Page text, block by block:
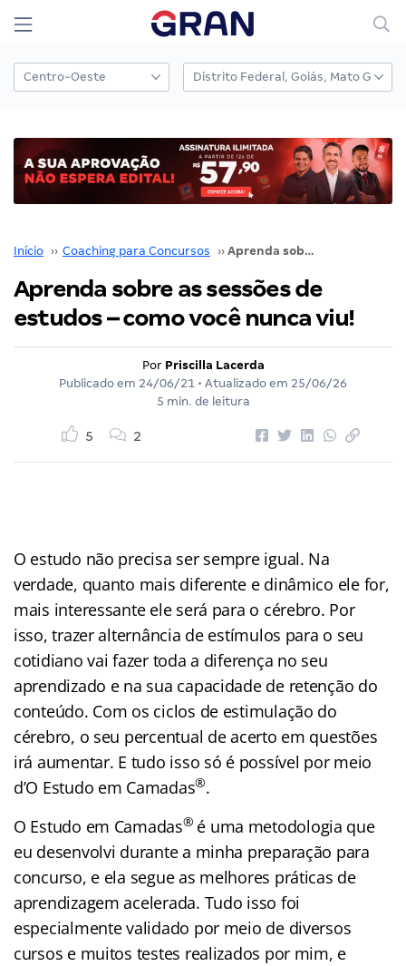
Início ›› Coaching para Concursos ›› Aprenda sobre as sessões de estudos – como você nunca viu!
Aprenda sobre as sessões de
estudos – como você nunca viu!
Por Priscilla Lacerda
Publicado em 24/06/21 • Atualizado em 25/06/26
5 min. de leitura
5 2
O estudo não precisa ser sempre igual. Na
verdade, quanto mais diferente e dinâmico ele for,
mais interessante ele será para o cérebro. Por
isso, trazer alternância de estímulos para o seu
cotidiano vai fazer toda a diferença no seu
aprendizado e na sua capacidade de retenção do
conteúdo. Com os ciclos de estimulação do
cérebro, o seu percentual de acerto em questões
irá aumentar. E tudo isso só é possível por meio
d’O Estudo em Camadas®.
O Estudo em Camadas® é uma metodologia que
eu desenvolvi durante a minha preparação para
concurso, e ela segue as melhores práticas de
aprendizagem acelerada. Tudo isso foi
especialmente validado por meio de diversos
cursos e muitos testes realizados por mim, e